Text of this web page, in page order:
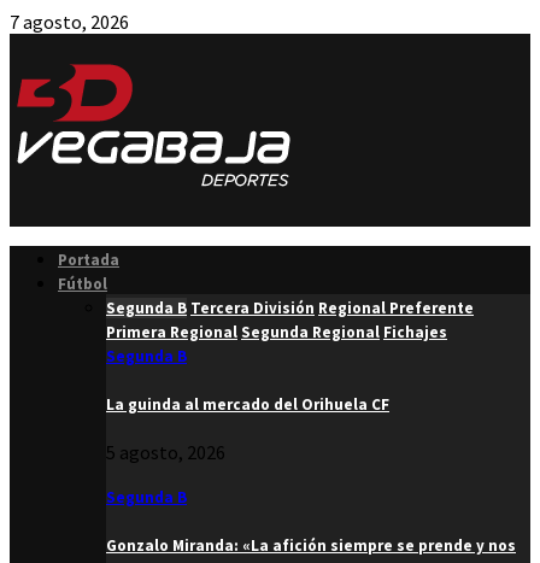
7 agosto, 2026
Portada
Fútbol
Segunda B Tercera División Regional Preferente
Primera RegionalSegunda Regional Fichajes
Segunda B
La guinda al mercado del Orihuela CF
5 agosto, 2026
Segunda B
Gonzalo Miranda: «La afición siempre se prende y nos